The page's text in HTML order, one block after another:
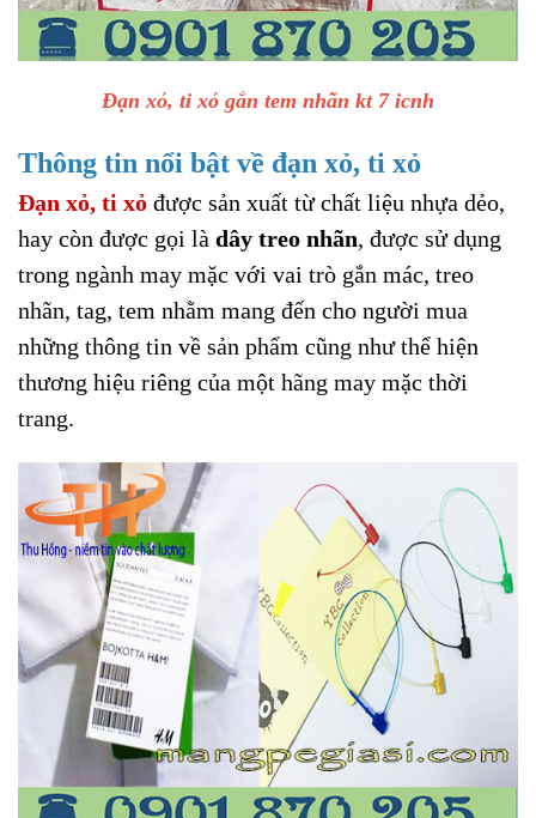
Đạn xỏ, ti xỏ gắn tem nhãn kt 7 icnh
Thông tin nổi bật về đạn xỏ, ti xỏ
Đạn xỏ, ti xỏ được sản xuất từ chất liệu nhựa dẻo,
hay còn được gọi là dây treo nhãn, được sử dụng
trong ngành may mặc với vai trò gắn mác, treo
nhãn, tag, tem nhằm mang đến cho người mua
những thông tin về sản phẩm cũng như thể hiện
thương hiệu riêng của một hãng may mặc thời
trang.